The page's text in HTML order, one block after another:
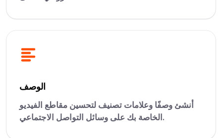
الوصف
أنشئ وصفًا وعلامات تصنيف لتحسين مقاطع الفيديو
الخاصة بك على وسائل التواصل الاجتماعي.